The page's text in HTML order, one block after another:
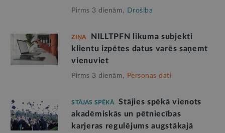
Pirms 3 dienām, Drošība
ZIŅA
NILLTPFN likuma subjekti
klientu izpētes datus varēs saņemt
vienuviet
Pirms 3 dienām, Personas dati
STĀJAS SPĒKĀ
Stājies spēkā vienots
akadēmiskās un pētniecības
karjeras regulējums augstākajā